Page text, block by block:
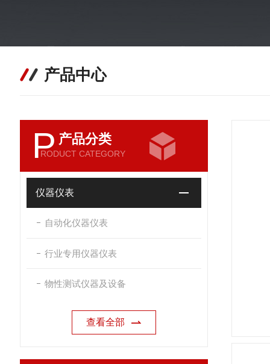
产品中心
P 产品分类
RODUCT CATEGORY
仪器仪表
自动化仪器仪表
行业专用仪器仪表
物性测试仪器及设备
查看全部